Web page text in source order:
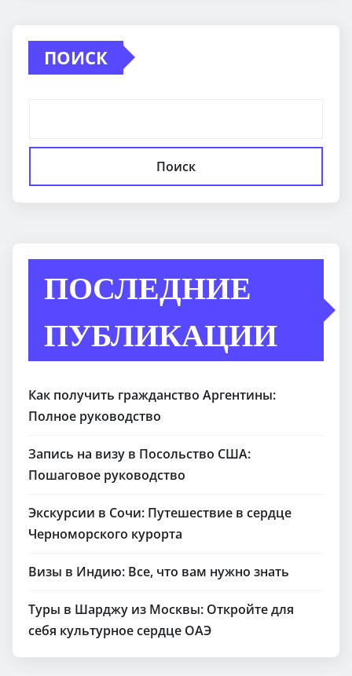
ПОИСК
Поиск
ПОСЛЕДНИЕ
ПУБЛИКАЦИИ
Как получить гражданство Аргентины:
Полное руководство
Запись на визу в Посольство США:
Пошаговое руководство
Экскурсии в Сочи: Путешествие в сердце
Черноморского курорта
Визы в Индию: Все, что вам нужно знать
Туры в Шарджу из Москвы: Откройте для
себя культурное сердце ОАЭ